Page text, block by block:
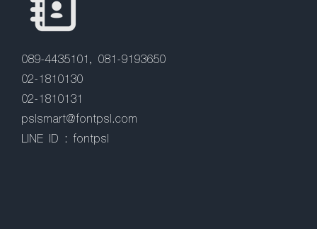
089-4435101, 081-9193650
02-1810130
02-1810131
pslsmart@fontpsl.com
LINE ID : fontpsl